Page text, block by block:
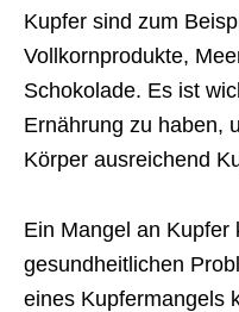
Kupfer sind zum
Vollkornprodukte,
Schokolade. Es ist
Ernährung zu haben,
Körper ausreichend
Ein Mangel an Kupfer
gesundheitlichen
eines Kupfermangels